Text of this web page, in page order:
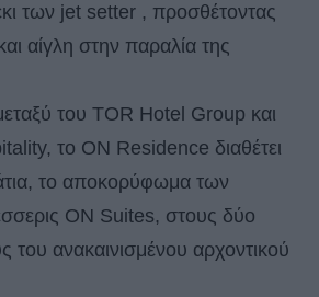
των jet setter , προσθέτοντας
αίγλη στην παραλία της
του TOR Hotel Group και
το ΟΝ Residence διαθέτει
το αποκορύφωμα των
ON Suites, στους δύο
ανακαινισμένου αρχοντικού